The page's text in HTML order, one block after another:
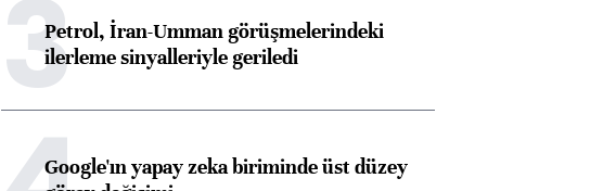
3Petrol, İran-Umman görüşmelerindeki
ilerleme sinyalleriyle geriledi
Google'ın yapay zeka biriminde üst düzey